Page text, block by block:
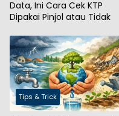
Data, Ini Cara Cek KTP
Dipakai Pinjol atau Tidak
Tips & Trick